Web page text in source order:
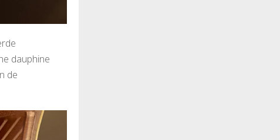
dauphine
de